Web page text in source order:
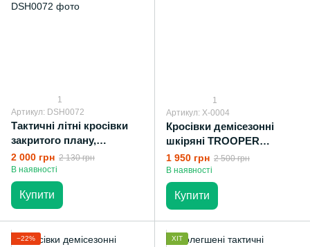
1
Артикул: DSH0072
Тактичні літні кросівки
закритого плану,
військове взуття комбат
олива
2 000 грн 2 130 грн
В наявності
Купити
1
Артикул: X-0004
Кросівки демісезонні
шкіряні TROOPER
(бежеві)
1 950 грн 2 500 грн
В наявності
Купити
−22% ХІТ